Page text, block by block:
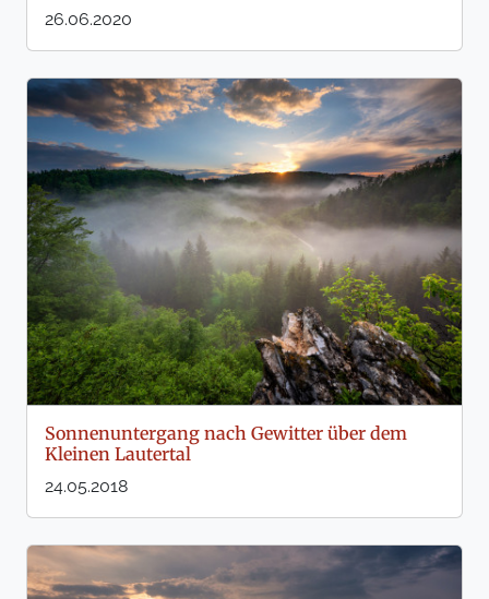
26.06.2020
Sonnenuntergang nach Gewitter über dem
Kleinen Lautertal
24.05.2018